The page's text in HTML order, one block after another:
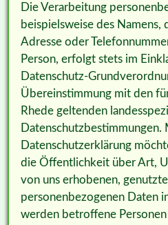
Die Verarbeitung
beispielsweise des
Adresse oder
Person, erfolgt stets im
Datenschutz-
Übereinstimmung mit den
Rhede geltenden
Datenschutzbestimmungen.
Datenschutzerklärung
die Öffentlichkeit über Art,
von uns erhobenen,
personenbezogenen Daten
werden betroffene